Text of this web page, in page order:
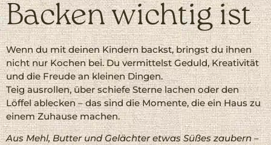
Backen wichtig ist
Wenn du mit deinen Kindern backst, bringst du ihnen
nicht nur Kochen bei. Du vermittelst Geduld, Kreativität
und die Freude an kleinen Dingen.
Teig ausrollen, über schiefe Sterne lachen oder den
Löffel ablecken – das sind die Momente, die ein Haus zu
einem Zuhause machen.
Aus Mehl, Butter und Gelächter etwas Süßes zaubern –